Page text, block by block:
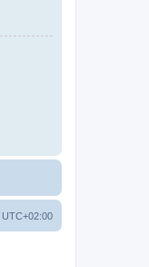
UTC+02:00